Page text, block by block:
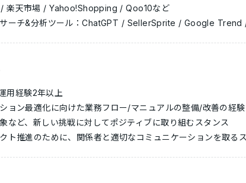
楽天市場 / Yahoo!Shopping / Qoo10など
ーチ&分析ツール：ChatGPT / SellerSprite / Google
用経験2年以上
ョン最適化に向けた業務フロー/マニュアルの整備/改善の経験
など、新しい挑戦に対してポジティブに取り組むスタンス
ト推進のために、関係者と適切なコミュニケーションを取る